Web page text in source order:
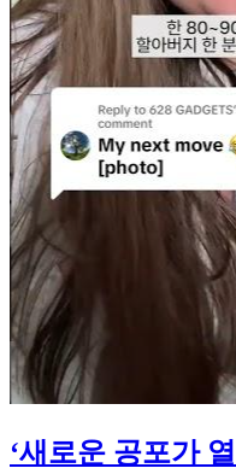
‘새로운 공포가